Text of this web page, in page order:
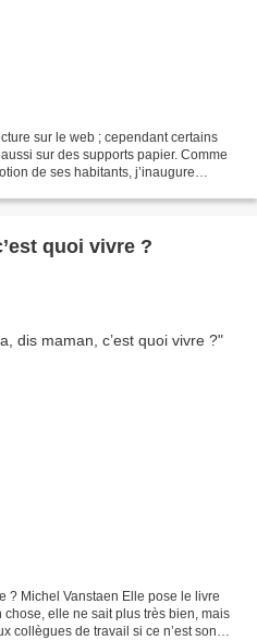
sur le web ; cependant certains
sur des supports papier. Comme
de ses habitants, j’inaugure
quoi vivre ?
? Michel Vanstaen Elle pose le livre
elle ne sait plus très bien, mais
collègues de travail si ce n’est son